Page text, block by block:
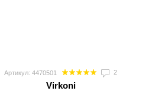
Артикул: 4470501 2
Virkoni